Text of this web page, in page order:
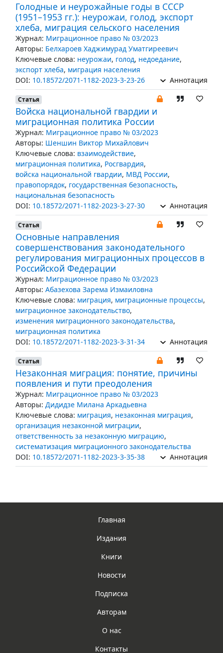
Голодные и неурожайные годы в СССР
(1951–1953 гг.): неурожаи, голод, экспорт
хлеба, миграция сельского населения
Журнал: Миграционное право № 03/2023
Авторы: Белхароев Хаджимурад Уматгиреевич
Ключевые слова: неурожаи, голод, недоедание,
экспорт хлеба, миграция населения
DOI: 10.18572/2071-1182-2023-3-23-26 Аннотация
Статья
Войска национальной гвардии и
миграционная политика России
Журнал: Миграционное право № 03/2023
Авторы: Шеншин Виктор Михайлович
Ключевые слова: взаимодействие,
миграционная политика, Росгвардия,
войска национальной гвардии, МВД России,
правопорядок, государственная безопасность,
национальная безопасность
DOI: 10.18572/2071-1182-2023-3-27-30 Аннотация
Статья
Основные направления
совершенствования законодательного
регулирования миграционных процессов в
Российской Федерации
Журнал: Миграционное право № 03/2023
Авторы: Абазехова Зарема Измаиловна
Ключевые слова: миграция, миграционные процессы,
миграционное законодательство,
изменения миграционного законодательства,
миграционная политика
DOI: 10.18572/2071-1182-2023-3-31-34 Аннотация
Статья
Незаконная миграция: понятие, причины
появления и пути преодоления
Журнал: Миграционное право № 03/2023
Авторы: Дидидзе Милана Аркадьевна
Ключевые слова: миграция, незаконная миграция,
организация незаконной миграции,
ответственность за незаконную миграцию,
систематизация миграционного законодательства
DOI: 10.18572/2071-1182-2023-3-35-38 Аннотация
Главная
Издания
Книги
Новости
Подписка
Авторам
О нас
Контакты